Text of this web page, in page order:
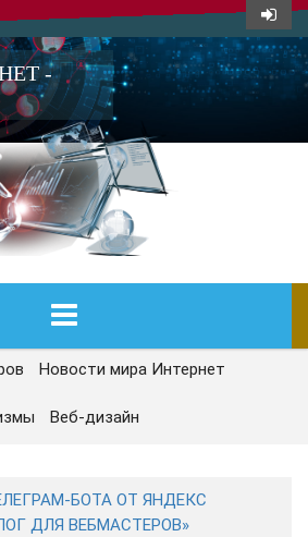
-
Новости мира Интернет
Веб-дизайн
БОТА ОТ ЯНДЕКС
ДЛЯ ВЕБМАСТЕРОВ»